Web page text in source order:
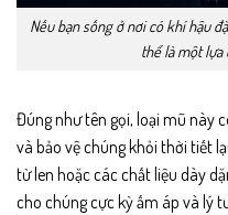
Nếu bạn sống ở nơi có khí hậu
thể là một lựa
Đúng như tên gọi, loại mũ này
và bảo vệ chúng khỏi thời tiết
từ len hoặc các chất liệu dày
cho chúng cực kỳ ấm áp và lý